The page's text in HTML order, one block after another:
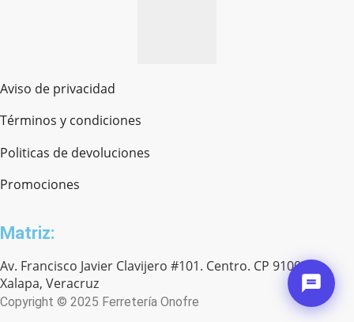
Aviso de privacidad
Términos y condiciones
Politicas de devoluciones
Promociones
Matriz:
Av. Francisco Javier Clavijero #101. Centro. CP 91000.
Xalapa, Veracruz
Copyright © 2025 Ferretería Onofre